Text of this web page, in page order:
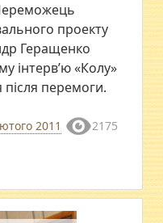
проекту
Геращенко
інтерв’ю «Колу»
перемоги.
2011 2175